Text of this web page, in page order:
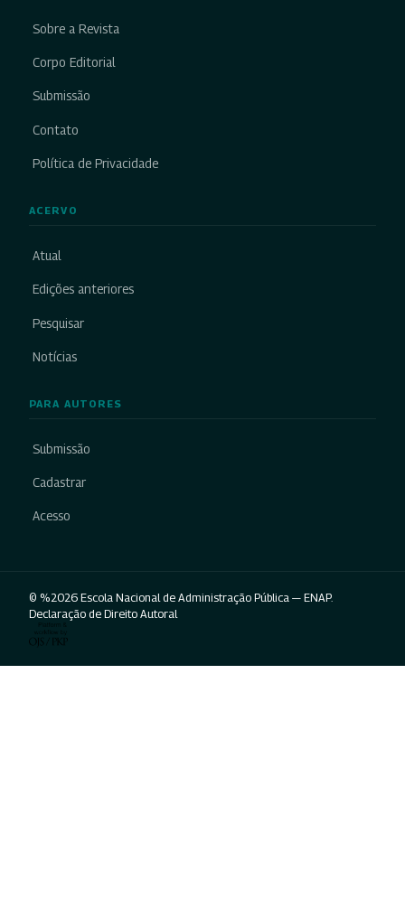
Sobre a Revista
Corpo Editorial
Submissão
Contato
Política de Privacidade
ACERVO
Atual
Edições anteriores
Pesquisar
Notícias
PARA AUTORES
Submissão
Cadastrar
Acesso
© %2026 Escola Nacional de Administração Pública — ENAP.
Declaração de Direito Autoral